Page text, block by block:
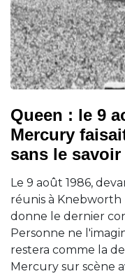
Queen : le 9
Mercury
sans le savoir
Le 9 août 1986,
réunis à
donne le dernier
Personne ne
restera comme la
Mercury sur scène